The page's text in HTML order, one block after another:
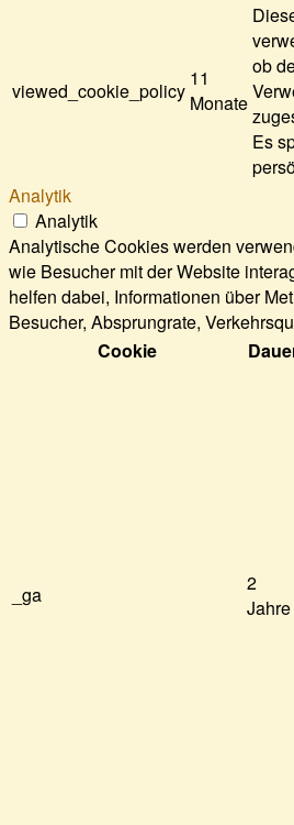
viewed_cookie_policy
11
Monate
ob
Es
Analytik
Analytik
Analytische Cookies werden
wie Besucher mit der Website
helfen dabei, Informationen über
Besucher, Absprungrate,
Cookie
_ga
2
Jahre